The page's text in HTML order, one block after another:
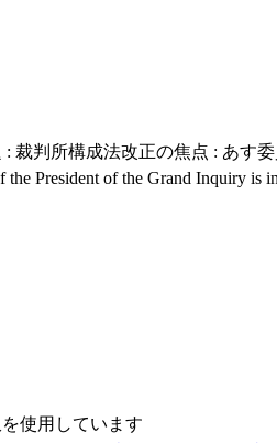
裁判所構成法改正の焦点 : あす委
the President of the Grand Inquiry is
使用しています